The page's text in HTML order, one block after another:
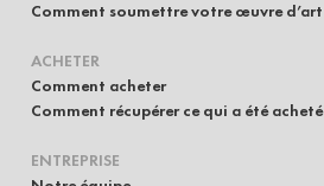
Comment soumettre votre œuvre d’art
ACHETER
Comment acheter
Comment récupérer ce qui a été acheté
ENTREPRISE